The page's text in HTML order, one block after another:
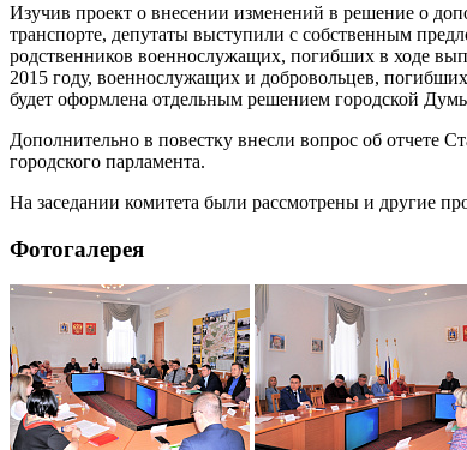
Изучив проект о внесении изменений в решение о
транспорте, депутаты выступили с собственным
родственников военнослужащих, погибших в ходе
2015 году, военнослужащих и добровольцев,
будет оформлена отдельным решением городской
Дополнительно в повестку внесли вопрос об отчете
городского парламента.
На заседании комитета были рассмотрены и другие
Фотогалерея